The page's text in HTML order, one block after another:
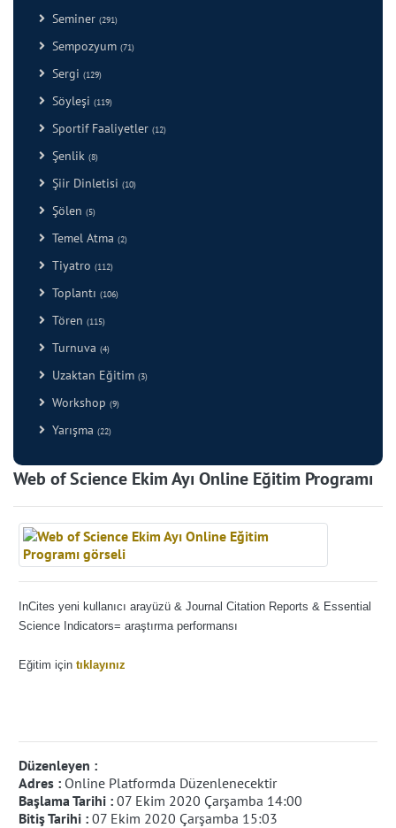
Seminer (291)
Sempozyum (71)
Sergi (129)
Söyleşi (119)
Sportif Faaliyetler (12)
Şenlik (8)
Şiir Dinletisi (10)
Şölen (5)
Temel Atma (2)
Tiyatro (112)
Toplantı (106)
Tören (115)
Turnuva (4)
Uzaktan Eğitim (3)
Workshop (9)
Yarışma (22)
Web of Science Ekim Ayı Online Eğitim Programı
InCites yeni kullanıcı arayüzü & Journal Citation Reports & Essential
Science Indicators= araştırma performansı
Eğitim için tıklayınız
Düzenleyen :
Adres : Online Platformda Düzenlenecektir
Başlama Tarihi : 07 Ekim 2020 Çarşamba 14:00
Bitiş Tarihi : 07 Ekim 2020 Çarşamba 15:03